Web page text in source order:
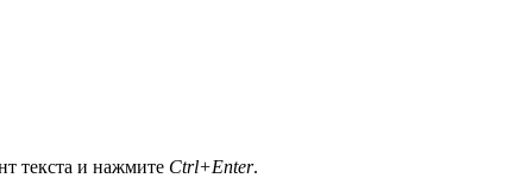
текста и нажмите Ctrl+Enter.